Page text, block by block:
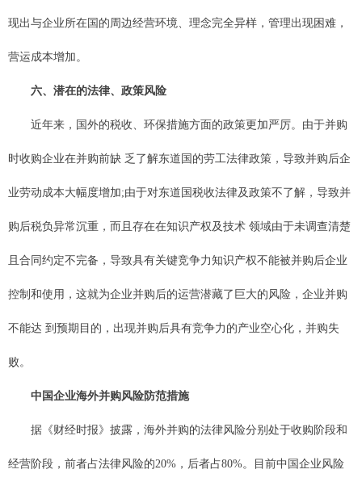
现出与企业所在国的周边经营环境、理念完全异样，管理出现困难，
营运成本增加。
六、潜在的法律、政策风险
近年来，国外的税收、环保措施方面的政策更加严厉。由于并购
时收购企业在并购前缺 乏了解东道国的劳工法律政策，导致并购后企
业劳动成本大幅度增加;由于对东道国税收法律及政策不了解，导致并
购后税负异常沉重，而且存在在知识产权及技术 领域由于未调查清楚
且合同约定不完备，导致具有关键竞争力知识产权不能被并购后企业
控制和使用，这就为企业并购后的运营潜藏了巨大的风险，企业并购
不能达 到预期目的，出现并购后具有竞争力的产业空心化，并购失
败。
中国企业海外并购风险防范措施
据《财经时报》披露，海外并购的法律风险分别处于收购阶段和
经营阶段，前者占法律风险的20%，后者占80%。目前中国企业风险